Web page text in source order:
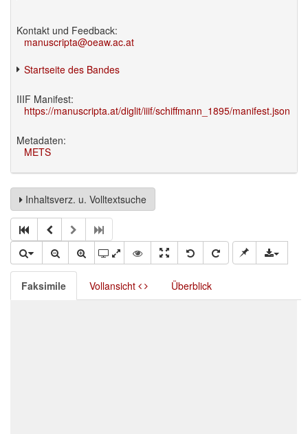
Kontakt und Feedback:
manuscripta@oeaw.ac.at
Startseite des Bandes
IIIF Manifest:
https://manuscripta.at/diglit/iiif/schiffmann_1895/manifest.json
Metadaten:
METS
Inhaltsverz. u. Volltextsuche
Faksimile Vollansicht Überblick